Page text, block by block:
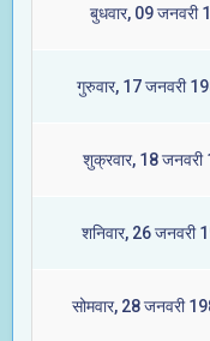
बुधवार, 09 जनवरी
गुरुवार, 17 जनवरी
शुक्रवार, 18
शनिवार, 26 जनवरी
सोमवार, 28 जनवरी